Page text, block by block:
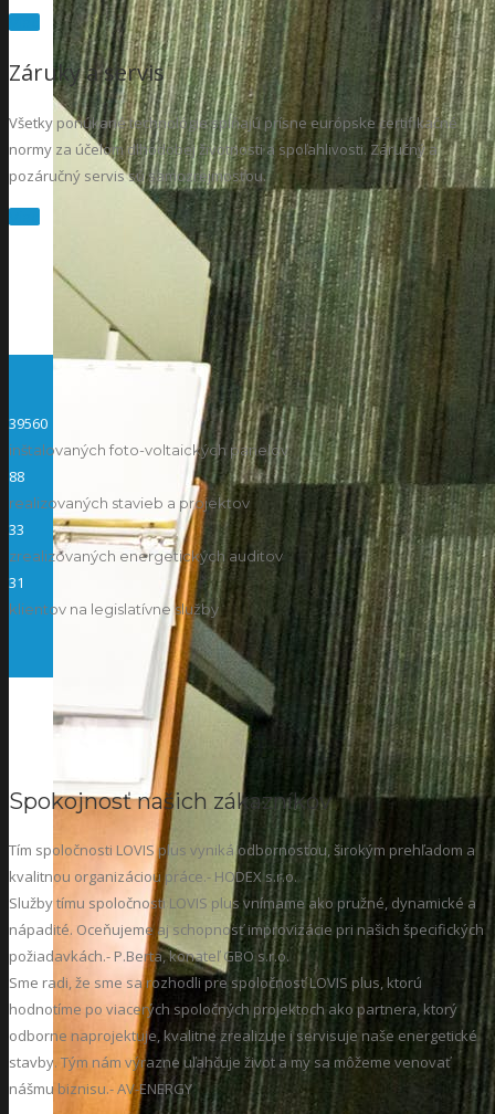
Záruky a servis
Všetky ponúkané technológie spĺňajú prísne európske certifikačné
normy za účelom dlhodobej životnosti a spoľahlivosti. Záručný a
pozáručný servis sú samozrejmosťou.
39560
inštalovaných foto-voltaických panelov
88
realizovaných stavieb a projektov
33
zrealizovaných energetických auditov
31
klientov na legislatívne služby
Spokojnosť našich zákazníkov
Tím spoločnosti LOVIS plus vyniká odbornosťou, širokým prehľadom a
kvalitnou organizáciou práce.- HODEX s.r.o.
Služby tímu spoločnosti LOVIS plus vnímame ako pružné, dynamické a
nápadité. Oceňujeme aj schopnosť improvizácie pri našich špecifických
požiadavkách.- P.Berta, konateľ GBO s.r.o.
Sme radi, že sme sa rozhodli pre spoločnosť LOVIS plus, ktorú
hodnotíme po viacerých spoločných projektoch ako partnera, ktorý
odborne naprojektuje, kvalitne zrealizuje i servisuje naše energetické
stavby. Tým nám výrazne uľahčuje život a my sa môžeme venovať
nášmu biznisu.- AV-ENERGY